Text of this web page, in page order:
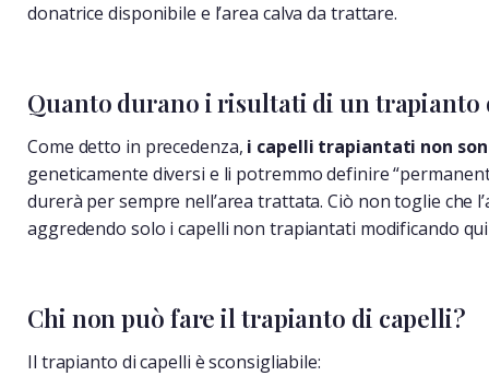
donatrice disponibile e l’area calva da trattare.
Quanto durano i risultati di un trapianto
Come detto in precedenza, i capelli trapiantati non
geneticamente diversi e li potremmo definire
durerà per sempre nell’area trattata. Ciò non toglie che
aggredendo solo i capelli non trapiantati modificando
Chi non può fare il trapianto di capelli?
Il trapianto di capelli è sconsigliabile: